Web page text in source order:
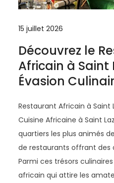
15 juillet 2026
Découvrez le
Africain à Saint
Évasion
Restaurant Africain à Saint
Cuisine Africaine à Saint
quartiers les plus animés
de restaurants offrant des
Parmi ces trésors
africain qui attire les